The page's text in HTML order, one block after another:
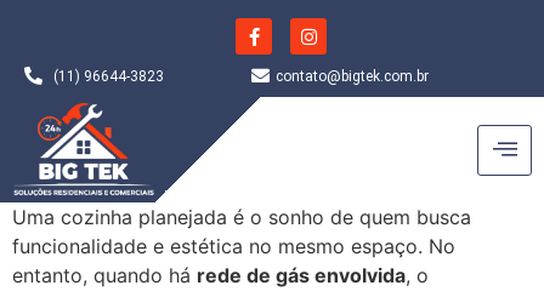
(11) 96644-3823 contato@bigtek.com.br
Uma cozinha planejada é o sonho de quem busca
funcionalidade e estética no mesmo espaço. No
entanto, quando há rede de gás envolvida, o